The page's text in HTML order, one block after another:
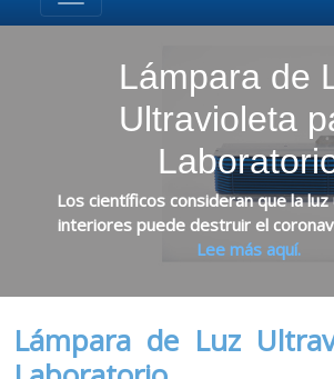
Lámpara de
Ultravioleta
Los científicos consideran que la
interiores puede destruir el
Lee más aquí.
Lámpara de Luz